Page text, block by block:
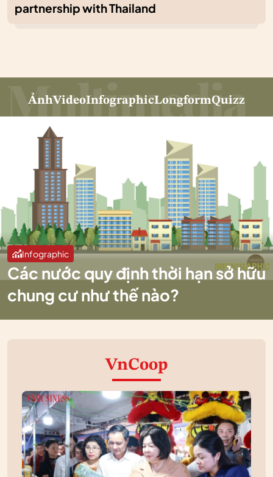
partnership with Thailand
ẢnhVideoInfographicLongformQuizz
Infographic
Các nước quy định thời hạn sở hữu
chung cư như thế nào?
VnCoop